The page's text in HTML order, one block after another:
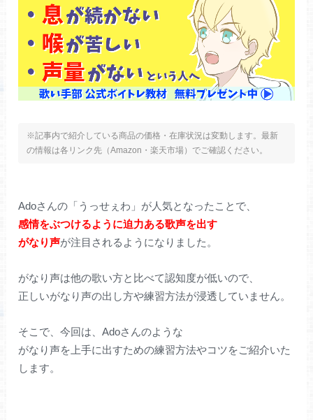
※記事内で紹介している商品の価格・在庫状況は変動します。最新
の情報は各リンク先（Amazon・楽天市場）でご確認ください。
Adoさんの「うっせぇわ」が人気となったことで、
感情をぶつけるように迫力ある歌声を出す
がなり声が注目されるようになりました。
がなり声は他の歌い方と比べて認知度が低いので、
正しいがなり声の出し方や練習方法が浸透していません。
そこで、今回は、Adoさんのような
がなり声を上手に出すための練習方法やコツをご紹介いた
します。